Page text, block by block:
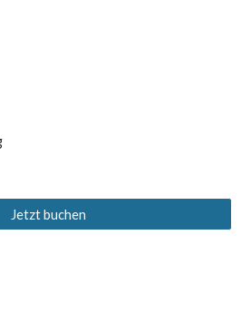
Jetzt buchen